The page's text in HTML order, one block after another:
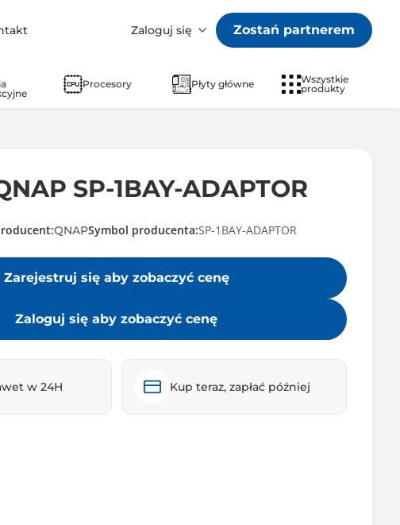
Zaloguj się Zostań partnerem
Procesory Płyty główne
Wszystkie
produkty
SP-1BAY-ADAPTOR
QNAPSymbol producenta:SP-1BAY-ADAPTOR
Zarejestruj się aby zobaczyć cenę
Zaloguj się aby zobaczyć cenę
w 24H Kup teraz, zapłać później